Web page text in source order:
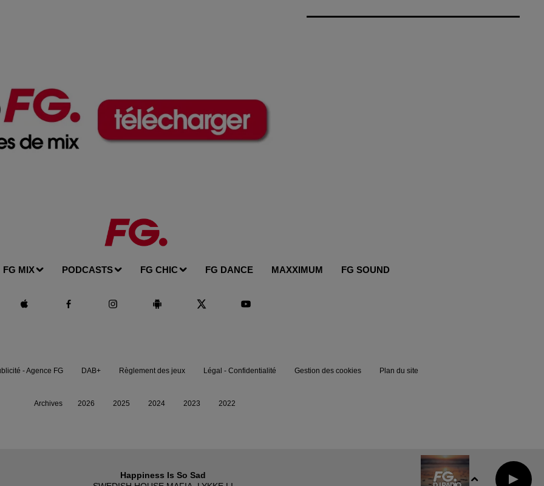
FG MIX PODCASTS FG CHIC FG DANCE MAXXIMUM FG SOUND
Happiness Is So Sad
- Agence FG DAB+ Règlement des jeux Légal - Confidentialité Gestion des cookies Plan du site
Archives 2026 2025 2024 2023 2022